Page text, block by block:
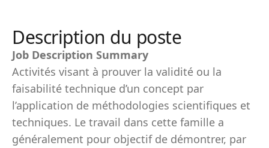
Description du poste
Job Description Summary
Activités visant à prouver la validité ou la
faisabilité technique d’un concept par
l’application de méthodologies scientifiques et
techniques. Le travail dans cette famille a
généralement pour objectif de démontrer, par